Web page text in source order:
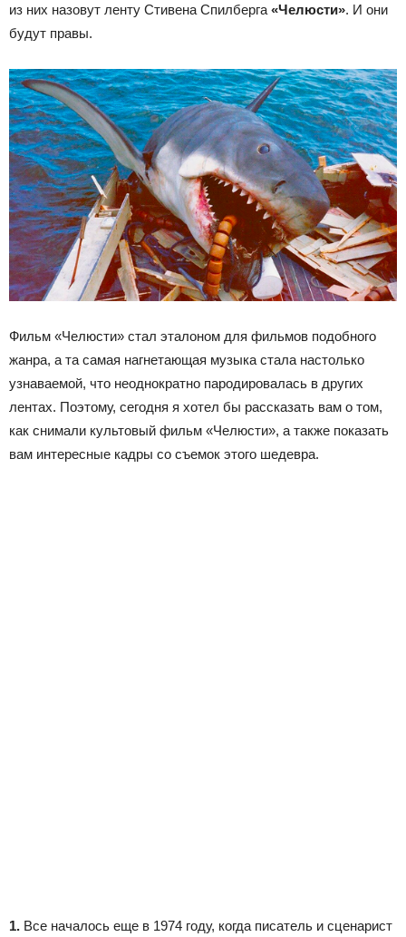
из них назовут ленту Стивена Спилберга «Челюсти». И они
будут правы.
Фильм «Челюсти» стал эталоном для фильмов подобного
жанра, а та самая нагнетающая музыка стала настолько
узнаваемой, что неоднократно пародировалась в других
лентах. Поэтому, сегодня я хотел бы рассказать вам о том,
как снимали культовый фильм «Челюсти», а также показать
вам интересные кадры со съемок этого шедевра.
1. Все началось еще в 1974 году, когда писатель и сценарист